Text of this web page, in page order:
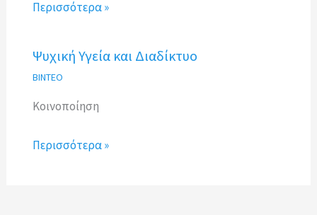
Περισσότερα »
Ψυχική Υγεία και Διαδίκτυο
ΒΙΝΤΕΟ
Κοινοποίηση
Περισσότερα »